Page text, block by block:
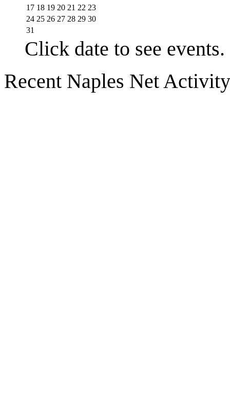
17 18 19 20 21 22 23
24 25 26 27 28 29 30
31
Click date to see events.
Recent Naples Net Activity